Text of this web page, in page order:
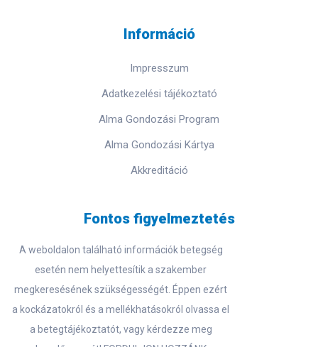
Információ
Impresszum
Adatkezelési tájékoztató
Alma Gondozási Program
Alma Gondozási Kártya
Akkreditáció
Fontos figyelmeztetés
A weboldalon található információk betegség
esetén nem helyettesítik a szakember
megkeresésének szükségességét. Éppen ezért
a kockázatokról és a mellékhatásokról olvassa el
a betegtájékoztatót, vagy kérdezze meg